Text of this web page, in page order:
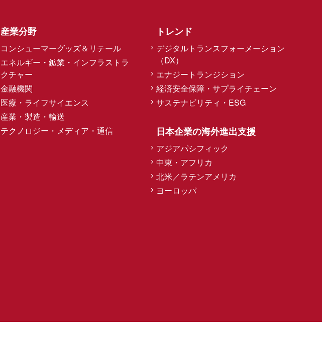
産業分野
コンシューマーグッズ＆リテール
エネルギー・鉱業・インフラストラ
クチャー
金融機関
医療・ライフサイエンス
産業・製造・輸送
テクノロジー・メディア・通信
トレンド
デジタルトランスフォーメーション
（DX）
エナジートランジション
経済安全保障・サプライチェーン
サステナビリティ・ESG
日本企業の海外進出支援
アジアパシフィック
中東・アフリカ
北米／ラテンアメリカ
ヨーロッパ